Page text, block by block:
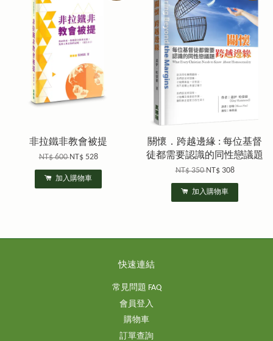
非拉鐵非教會被提
NT$ 600NT$ 528
加入購物車
關懷．跨越邊緣 : 每位基督
徒都需要認識的同性戀議題
NT$ 350NT$ 308
加入購物車
快速連結
常見問題 FAQ
會員登入
購物車
訂單查詢